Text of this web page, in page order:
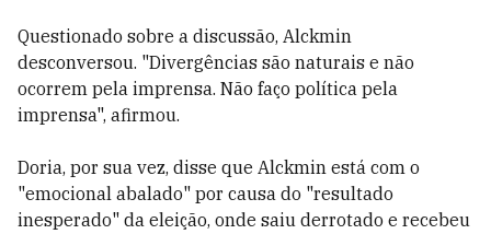
Questionado sobre a discussão, Alckmin
desconversou. "Divergências são naturais e não
ocorrem pela imprensa. Não faço política pela
imprensa", afirmou.
Doria, por sua vez, disse que Alckmin está com o
"emocional abalado" por causa do "resultado
inesperado" da eleição, onde saiu derrotado e recebeu